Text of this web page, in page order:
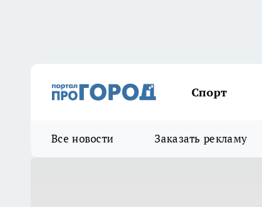
Спорт
Все новости Заказать рекламу